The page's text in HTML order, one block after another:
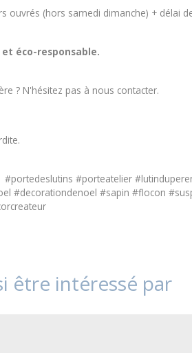
ouvrés (hors samedi dimanche) + délai
éco-responsable.
? N'hésitez pas à nous contacter.
#porteatelier
#decorationdenoel #sapin #flocon
être intéressé par